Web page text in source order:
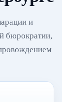
и
бюрократии,